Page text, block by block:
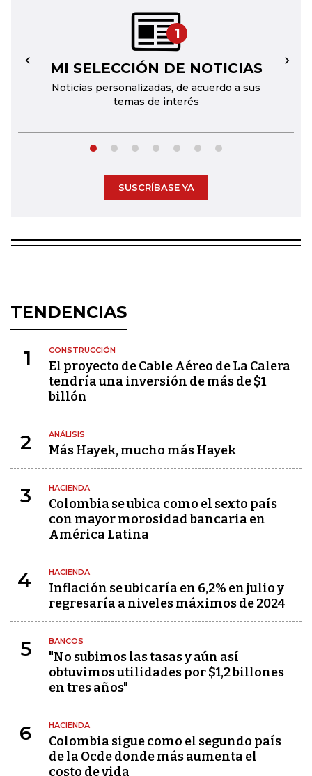
1
MI SELECCIÓN DE NOTICIAS
Noticias personalizadas, de acuerdo a sus
temas de interés
← →
SUSCRÍBASE YA
TENDENCIAS
1 CONSTRUCCIÓN
El proyecto de Cable Aéreo de La Calera
tendría una inversión de más de $1
billón
2 ANÁLISIS
Más Hayek, mucho más Hayek
3 HACIENDA
Colombia se ubica como el sexto país
con mayor morosidad bancaria en
América Latina
4 HACIENDA
Inflación se ubicaría en 6,2% en julio y
regresaría a niveles máximos de 2024
5 BANCOS
"No subimos las tasas y aún así
obtuvimos utilidades por $1,2 billones
en tres años"
6 HACIENDA
Colombia sigue como el segundo país
de la Ocde donde más aumenta el
costo de vida